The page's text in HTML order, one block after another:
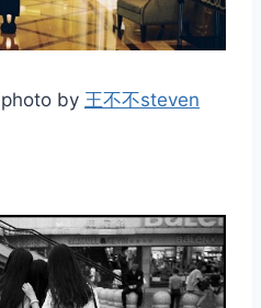
photo by 王不不steven